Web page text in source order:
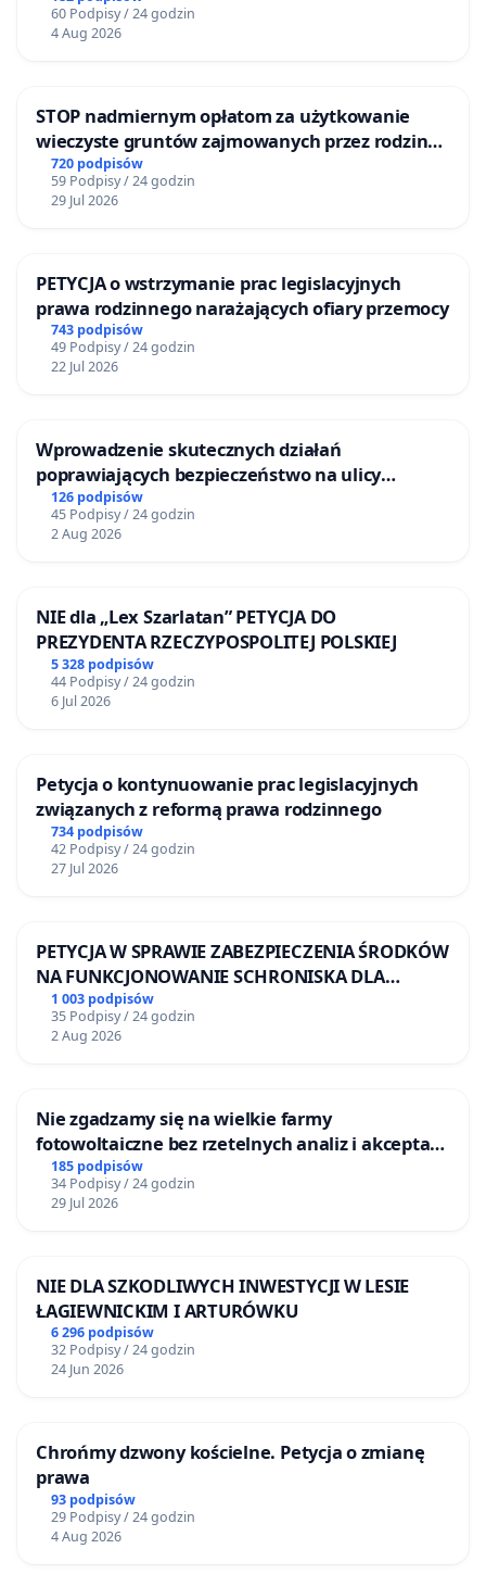
60 Podpisy / 24 godzin
4 Aug 2026
STOP nadmiernym opłatom za użytkowanie
wieczyste gruntów zajmowanych przez rodzinne
ogrody działkowe.
720 podpisów
59 Podpisy / 24 godzin
29 Jul 2026
PETYCJA o wstrzymanie prac legislacyjnych
prawa rodzinnego narażających ofiary przemocy
743 podpisów
49 Podpisy / 24 godzin
22 Jul 2026
Wprowadzenie skutecznych działań
poprawiających bezpieczeństwo na ulicy
Żeromskiego w Otwocku
126 podpisów
45 Podpisy / 24 godzin
2 Aug 2026
NIE dla „Lex Szarlatan” PETYCJA DO
PREZYDENTA RZECZYPOSPOLITEJ POLSKIEJ
5 328 podpisów
44 Podpisy / 24 godzin
6 Jul 2026
Petycja o kontynuowanie prac legislacyjnych
związanych z reformą prawa rodzinnego
734 podpisów
42 Podpisy / 24 godzin
27 Jul 2026
PETYCJA W SPRAWIE ZABEZPIECZENIA ŚRODKÓW
NA FUNKCJONOWANIE SCHRONISKA DLA
BEZDOMNYCH ZWIERZĄT W SKARYSZEWIE
1 003 podpisów
35 Podpisy / 24 godzin
2 Aug 2026
Nie zgadzamy się na wielkie farmy
fotowoltaiczne bez rzetelnych analiz i akceptacji
mieszkańców
185 podpisów
34 Podpisy / 24 godzin
29 Jul 2026
NIE DLA SZKODLIWYCH INWESTYCJI W LESIE
ŁAGIEWNICKIM I ARTURÓWKU
6 296 podpisów
32 Podpisy / 24 godzin
24 Jun 2026
Chrońmy dzwony kościelne. Petycja o zmianę
prawa
93 podpisów
29 Podpisy / 24 godzin
4 Aug 2026